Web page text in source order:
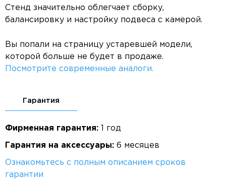
Стенд значительно облегчает сборку,
балансировку и настройку подвеса с камерой.
Вы попали на страницу устаревшей модели,
которой больше не будет в продаже.
Посмотрите современные аналоги.
Гарантия
Фирменная гарантия: 1 год
Гарантия на аксессуары: 6 месяцев
Ознакомьтесь с полным описанием сроков
гарантии